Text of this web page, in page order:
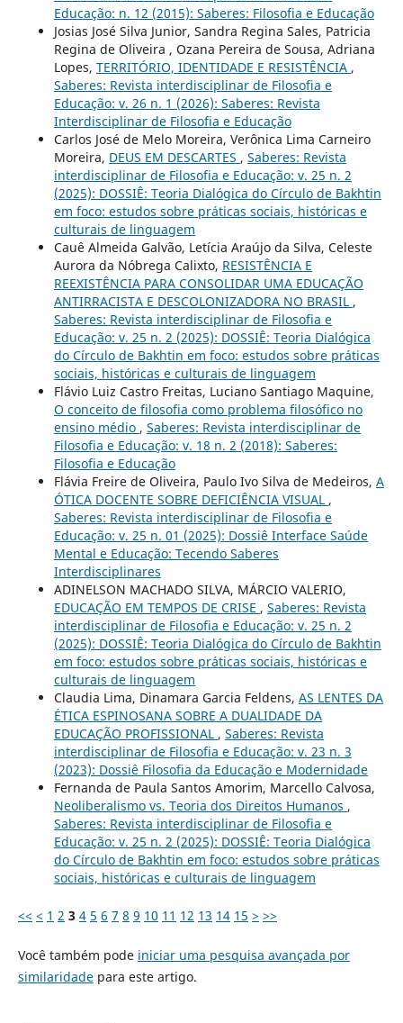
Educação: n. 12 (2015): Saberes: Filosofia e Educação
Josias José Silva Junior, Sandra Regina Sales, Patricia
Regina de Oliveira , Ozana Pereira de Sousa, Adriana
Lopes, TERRITÓRIO, IDENTIDADE E RESISTÊNCIA ,
Saberes: Revista interdisciplinar de Filosofia e
Educação: v. 26 n. 1 (2026): Saberes: Revista
Interdisciplinar de Filosofia e Educação
Carlos José de Melo Moreira, Verônica Lima Carneiro
Moreira, DEUS EM DESCARTES , Saberes: Revista
interdisciplinar de Filosofia e Educação: v. 25 n. 2
(2025): DOSSIÊ: Teoria Dialógica do Círculo de Bakhtin
em foco: estudos sobre práticas sociais, históricas e
culturais de linguagem
Cauê Almeida Galvão, Letícia Araújo da Silva, Celeste
Aurora da Nóbrega Calixto, RESISTÊNCIA E
REEXISTÊNCIA PARA CONSOLIDAR UMA EDUCAÇÃO
ANTIRRACISTA E DESCOLONIZADORA NO BRASIL ,
Saberes: Revista interdisciplinar de Filosofia e
Educação: v. 25 n. 2 (2025): DOSSIÊ: Teoria Dialógica
do Círculo de Bakhtin em foco: estudos sobre práticas
sociais, históricas e culturais de linguagem
Flávio Luiz Castro Freitas, Luciano Santiago Maquine,
O conceito de filosofia como problema filosófico no
ensino médio , Saberes: Revista interdisciplinar de
Filosofia e Educação: v. 18 n. 2 (2018): Saberes:
Filosofia e Educação
Flávia Freire de Oliveira, Paulo Ivo Silva de Medeiros, A
ÓTICA DOCENTE SOBRE DEFICIÊNCIA VISUAL ,
Saberes: Revista interdisciplinar de Filosofia e
Educação: v. 25 n. 01 (2025): Dossiê Interface Saúde
Mental e Educação: Tecendo Saberes
Interdisciplinares
ADINELSON MACHADO SILVA, MÁRCIO VALERIO,
EDUCAÇÃO EM TEMPOS DE CRISE , Saberes: Revista
interdisciplinar de Filosofia e Educação: v. 25 n. 2
(2025): DOSSIÊ: Teoria Dialógica do Círculo de Bakhtin
em foco: estudos sobre práticas sociais, históricas e
culturais de linguagem
Claudia Lima, Dinamara Garcia Feldens, AS LENTES DA
ÉTICA ESPINOSANA SOBRE A DUALIDADE DA
EDUCAÇÃO PROFISSIONAL , Saberes: Revista
interdisciplinar de Filosofia e Educação: v. 23 n. 3
(2023): Dossiê Filosofia da Educação e Modernidade
Fernanda de Paula Santos Amorim, Marcello Calvosa,
Neoliberalismo vs. Teoria dos Direitos Humanos ,
Saberes: Revista interdisciplinar de Filosofia e
Educação: v. 25 n. 2 (2025): DOSSIÊ: Teoria Dialógica
do Círculo de Bakhtin em foco: estudos sobre práticas
sociais, históricas e culturais de linguagem
<< < 1 2 3 4 5 6 7 8 9 10 11 12 13 14 15 > >>
Você também pode iniciar uma pesquisa avançada por
similaridadepara este artigo.